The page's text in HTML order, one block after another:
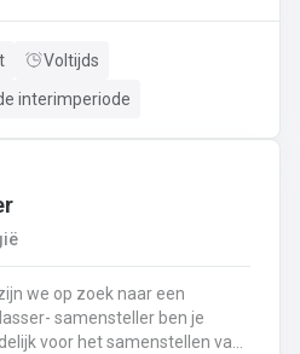
volgens de voorgeschreven
en rusttijden en ADR-
Voltijds
interimperiode
we op zoek naar een
voor het samenstellen van